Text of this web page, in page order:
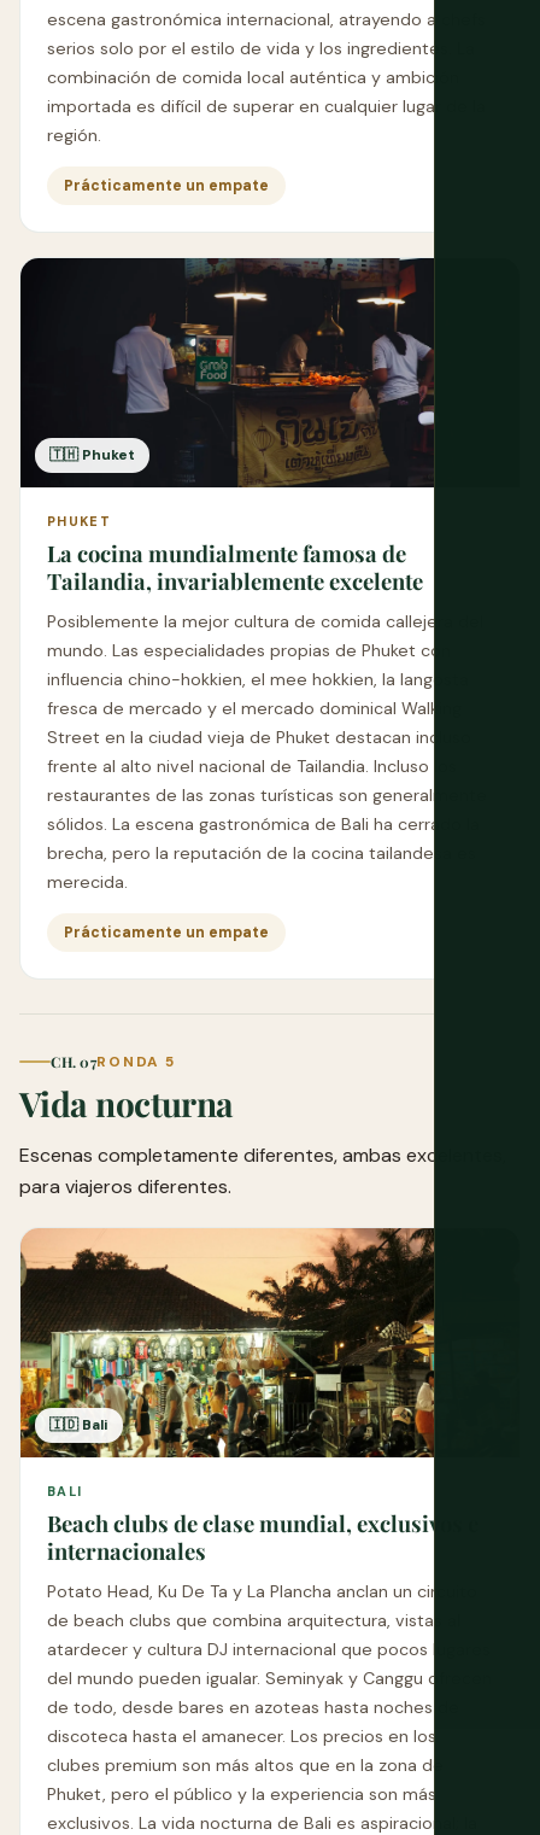
escena gastronómica internacional, atrayendo a chefs
serios solo por el estilo de vida y los ingredientes. La
combinación de comida local auténtica y ambición
importada es difícil de superar en cualquier lugar de la
región.
Prácticamente un empate
🇹🇭 Phuket
PHUKET
La cocina mundialmente famosa de
Tailandia, invariablemente excelente
Posiblemente la mejor cultura de comida callejera del
mundo. Las especialidades propias de Phuket con
influencia chino-hokkien, el mee hokkien, la langosta
fresca de mercado y el mercado dominical Walking
Street en la ciudad vieja de Phuket destacan incluso
frente al alto nivel nacional de Tailandia. Incluso los
restaurantes de las zonas turísticas son generalmente
sólidos. La escena gastronómica de Bali ha cerrado la
brecha, pero la reputación de la cocina tailandesa es
merecida.
Prácticamente un empate
CH. 07RONDA 5
Vida nocturna
Escenas completamente diferentes, ambas excelentes,
para viajeros diferentes.
🇮🇩 Bali
BALI
Beach clubs de clase mundial, exclusivos e
internacionales
Potato Head, Ku De Ta y La Plancha anclan un circuito
de beach clubs que combina arquitectura, vistas al
atardecer y cultura DJ internacional que pocos lugares
del mundo pueden igualar. Seminyak y Canggu ofrecen
de todo, desde bares en azoteas hasta noches de
discoteca hasta el amanecer. Los precios en los
clubes premium son más altos que en la zona de
Phuket, pero el público y la experiencia son más
exclusivos. La vida nocturna de Bali es aspiracional; la